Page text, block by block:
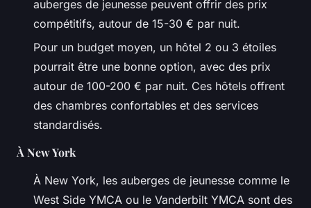
auberges de jeunesse peuvent offrir des prix
compétitifs, autour de 15-30 € par nuit.
Pour un budget moyen, un hôtel 2 ou 3 étoiles
pourrait être une bonne option, avec des prix
autour de 100-200 € par nuit. Ces hôtels offrent
des chambres confortables et des services
standardisés.
À New York
À New York, les auberges de jeunesse comme le
West Side YMCA ou le Vanderbilt YMCA sont des